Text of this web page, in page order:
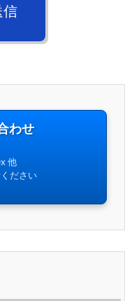
信
わせ
他
ださい